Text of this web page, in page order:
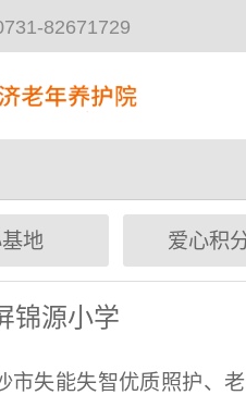
82671729
地 爱心积
锦源小学
市失能失智优质照护、